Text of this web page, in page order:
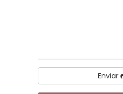
Enviar